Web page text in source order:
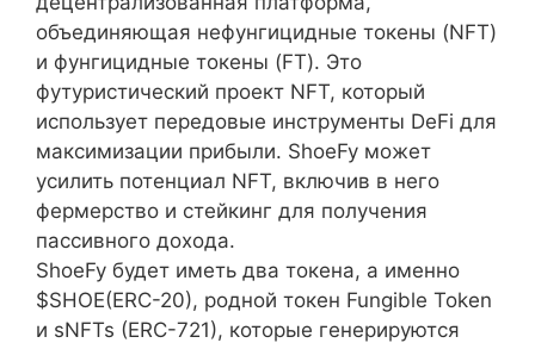
объединяющая нефунгицидные токены (NFT)
и фунгицидные токены (FT). Это
футуристический проект NFT, который
использует передовые инструменты DeFi для
максимизации прибыли. ShoeFy может
усилить потенциал NFT, включив в него
фермерство и стейкинг для получения
пассивного дохода.
ShoeFy будет иметь два токена, а именно
$SHOE(ERC-20), родной токен Fungible Token
и sNFTs (ERC-721), которые генерируются